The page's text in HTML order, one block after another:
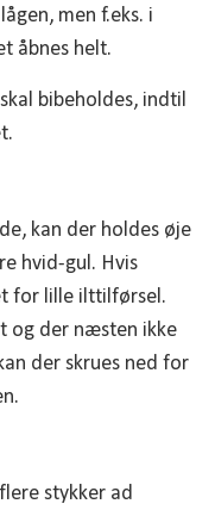
men f.eks. i
åbnes helt.
bibeholdes, indtil
kan der holdes øje
hvid-gul. Hvis
for lille ilttilførsel.
og der næsten ikke
der skrues ned for
stykker ad